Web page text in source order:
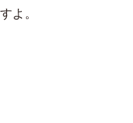
よ。